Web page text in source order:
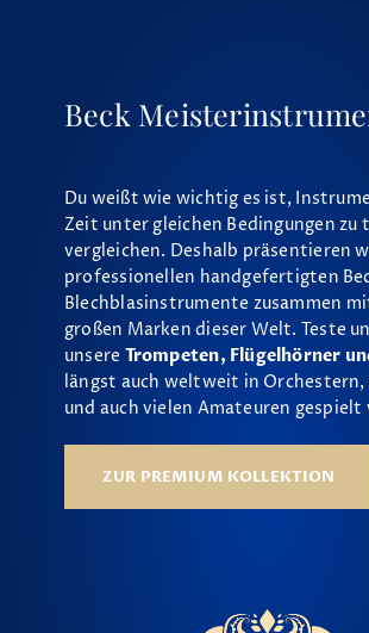
Beck
Du weißt wie wichtig es ist,
Zeit unter gleichen Bedingungen zu
vergleichen. Deshalb präsentieren
professionellen handgefertigten
Blechblasinstrumente zusammen
großen Marken dieser Welt. Teste
unsere Trompeten, Flügelhörner
längst auch weltweit in Orchestern,
und auch vielen Amateuren gespielt
ZUR PREMIUM KOLLEKTION